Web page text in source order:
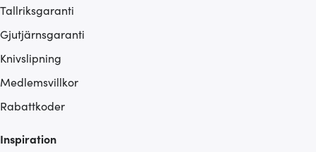
Tallriksgaranti
Gjutjärnsgaranti
Knivslipning
Medlemsvillkor
Rabattkoder
Inspiration